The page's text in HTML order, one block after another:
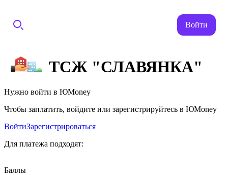
Войти
ТСЖ "СЛАВЯНКА"
Нужно войти в ЮMoney
Чтобы заплатить, войдите или зарегистрируйтесь в ЮMoney
ВойтиЗарегистрироваться
Для платежа подходят:
Баллы